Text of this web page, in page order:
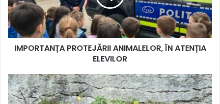
ELEVILOR
IMPORTANȚA PROTEJĂRII ANIMALELOR, ÎN ATENȚIA
ELEVILOR
A
înflorit
Laleaua